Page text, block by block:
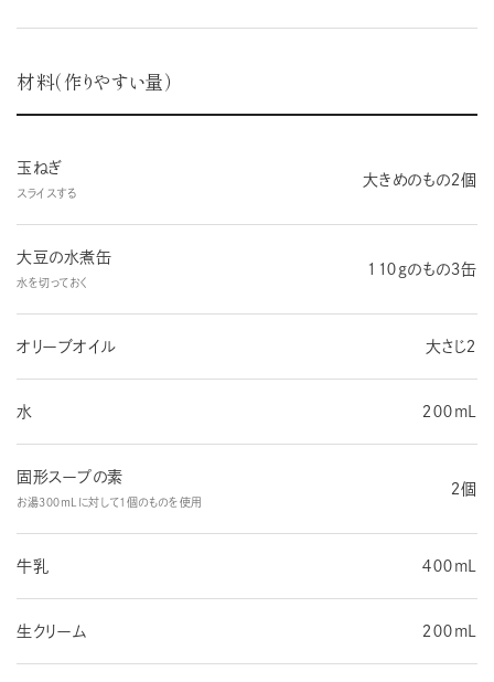
材料（作りやすい量）
玉ねぎ
スライスする
大きめのもの２個
大豆の水煮缶
水を切っておく
１１０gのもの３缶
オリーブオイル 大さじ２
水 ２００mL
固形スープの素
お湯３００mLに対して１個のものを使用
２個
牛乳 ４００mL
生クリーム ２００mL